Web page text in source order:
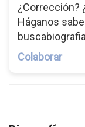
¿Corrección?
Háganos
Colaborar